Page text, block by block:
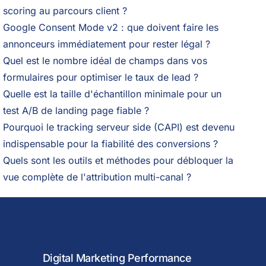
scoring au parcours client ?
Google Consent Mode v2 : que doivent faire les
annonceurs immédiatement pour rester légal ?
Quel est le nombre idéal de champs dans vos
formulaires pour optimiser le taux de lead ?
Quelle est la taille d'échantillon minimale pour un
test A/B de landing page fiable ?
Pourquoi le tracking serveur side (CAPI) est devenu
indispensable pour la fiabilité des conversions ?
Quels sont les outils et méthodes pour débloquer la
vue complète de l'attribution multi-canal ?
Digital Marketing Performance